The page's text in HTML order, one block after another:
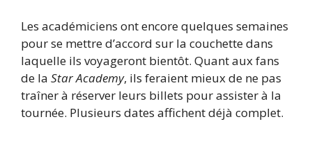
Les académiciens ont encore quelques semaines
pour se mettre d’accord sur la couchette dans
laquelle ils voyageront bientôt. Quant aux fans
de la Star Academy, ils feraient mieux de ne pas
traîner à réserver leurs billets pour assister à la
tournée. Plusieurs dates affichent déjà complet.